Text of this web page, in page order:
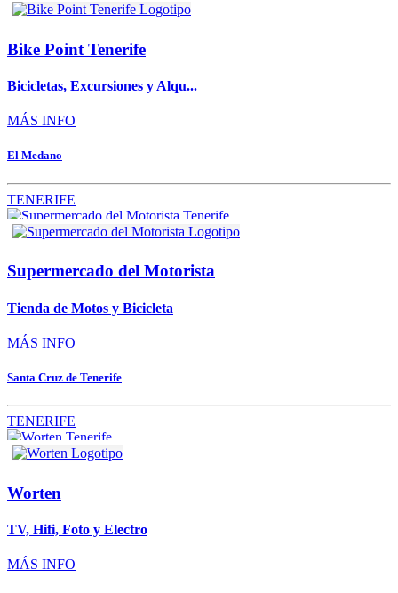
Bike Point Tenerife
Bicicletas, Excursiones y Alqu...
MÁS INFO
El Medano
TENERIFE
Supermercado del Motorista
Tienda de Motos y Bicicleta
MÁS INFO
Santa Cruz de Tenerife
TENERIFE
Worten
TV, Hifi, Foto y Electro
MÁS INFO